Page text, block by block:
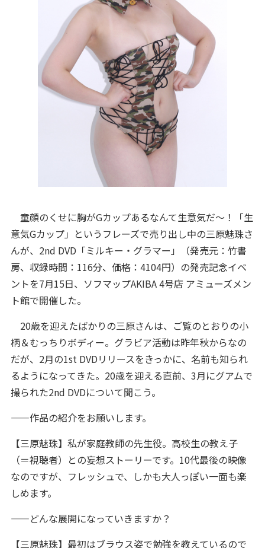
童顔のくせに胸がGカップあるなんて生意気だ〜！「生
意気Gカップ」というフレーズで売り出し中の三原魅珠さ
んが、2nd DVD「ミルキー・グラマー」（発売元：竹書
房、収録時間：116分、価格：4104円）の発売記念イベ
ントを7月15日、ソフマップAKIBA 4号店 アミューズメン
ト館で開催した。
20歳を迎えたばかりの三原さんは、ご覧のとおりの小
柄＆むっちりボディー。グラビア活動は昨年秋からなの
だが、2月の1st DVDリリースをきっかに、名前も知られ
るようになってきた。20歳を迎える直前、3月にグアムで
撮られた2nd DVDについて聞こう。
——作品の紹介をお願いします。
【三原魅珠】私が家庭教師の先生役。高校生の教え子
（＝視聴者）との妄想ストーリーです。10代最後の映像
なのですが、フレッシュで、しかも大人っぽい一面も楽
しめます。
——どんな展開になっていきますか？
【三原魅珠】最初はブラウス姿で勉強を教えているので